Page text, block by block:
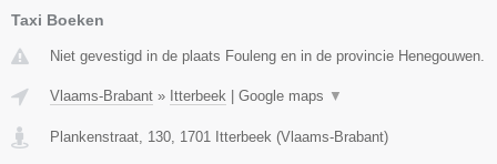
Taxi Boeken
Niet gevestigd in de plaats Fouleng en in de provincie Henegouwen.
Vlaams-Brabant » Itterbeek Google maps ▼
Plankenstraat, 130, 1701 Itterbeek (Vlaams-Brabant)